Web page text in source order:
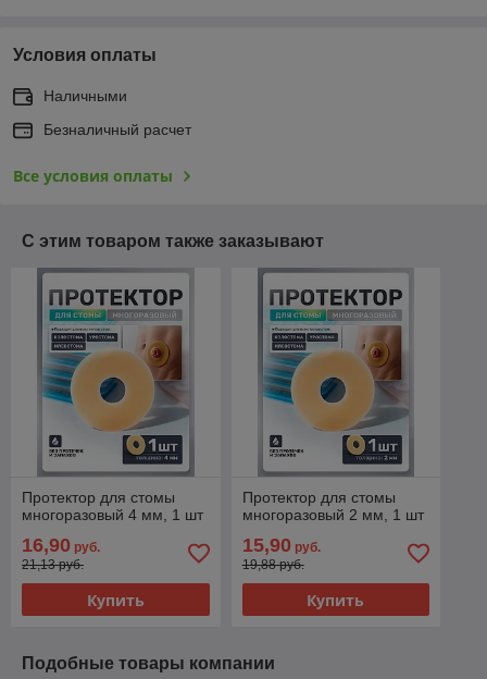
Условия оплаты
Наличными
Безналичный расчет
Все условия оплаты
С этим товаром также заказывают
Протектор для стомы
многоразовый 4 мм, 1 шт
16,90 руб.
21,13 руб.
Купить
Протектор для стомы
многоразовый 2 мм, 1 шт
15,90 руб.
19,88 руб.
Купить
Подобные товары компании